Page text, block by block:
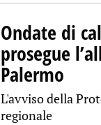
Ondate di
prosegue
Palermo
L'avviso della
regionale